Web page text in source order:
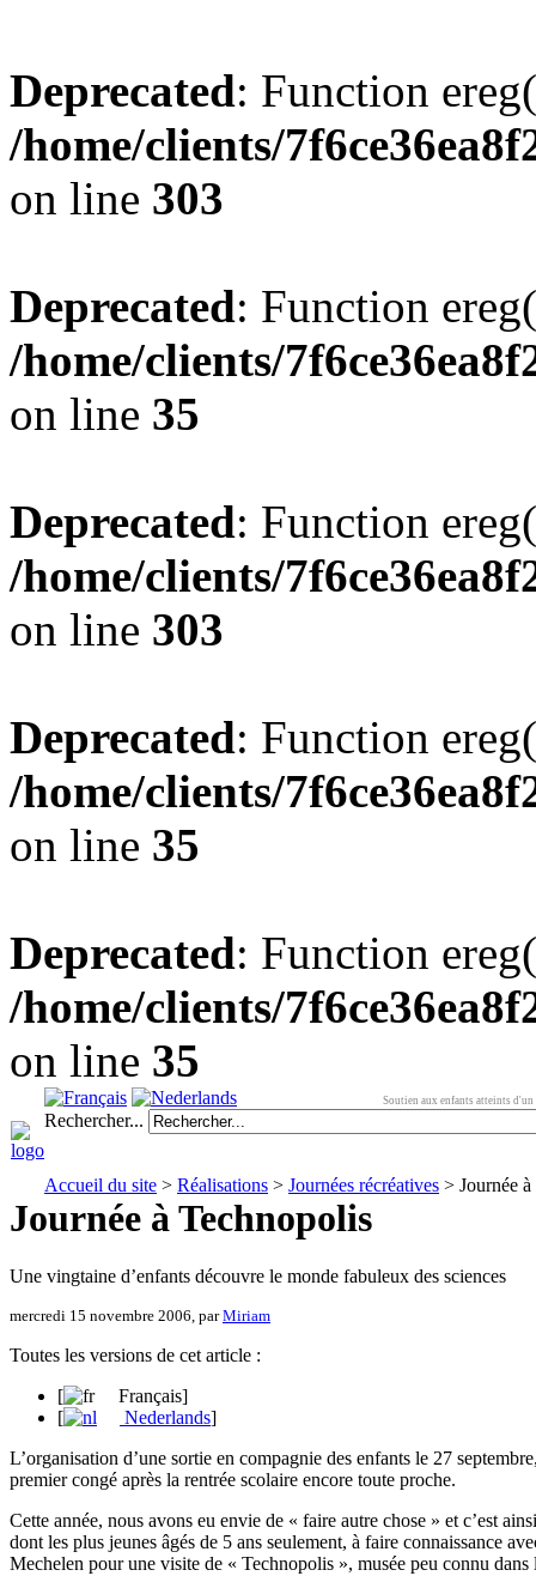
Deprecated: Function
/home/clients/
on line 303
Deprecated: Function
/home/clients/
on line 35
Deprecated: Function
/home/clients/
on line 303
Deprecated: Function
/home/clients/
on line 35
Deprecated: Function
/home/clients/
on line 35
Soutien aux enfants atteints d'un
Rechercher...
Accueil du site > Réalisations > Journées récréatives > Journée
Journée à Technopolis
Une vingtaine d’enfants découvre le monde fabuleux des sciences
mercredi 15 novembre 2006, parMiriam
Toutes les versions de cet article :
[
Français]
[
Nederlands]
L’organisation d’une sortie en compagnie des enfants le 27
premier congé après la rentrée scolaire encore toute proche.
Cette année, nous avons eu envie de « faire autre chose » et c’est
dont les plus jeunes âgés de 5 ans seulement, à faire connaissance
Mechelen pour une visite de « Technopolis », musée peu connu